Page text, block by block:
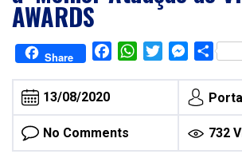
AWARDS
Share FacebookWhatsAppTwitter Share
13/08/2020
No Comments 732